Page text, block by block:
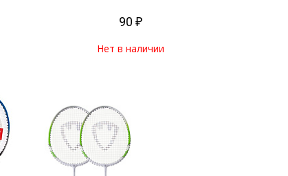
90 ₽
Нет в наличии